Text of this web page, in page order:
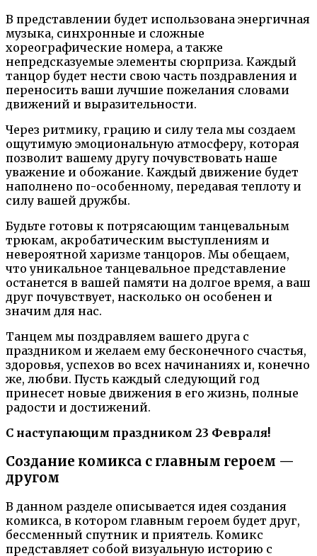
В представлении будет использована энергичная
музыка, синхронные и сложные
хореографические номера, а также
непредсказуемые элементы сюрприза. Каждый
танцор будет нести свою часть поздравления и
переносить ваши лучшие пожелания словами
движений и выразительности.
Через ритмику, грацию и силу тела мы создаем
ощутимую эмоциональную атмосферу, которая
позволит вашему другу почувствовать наше
уважение и обожание. Каждый движение будет
наполнено по-особенному, передавая теплоту и
силу вашей дружбы.
Будьте готовы к потрясающим танцевальным
трюкам, акробатическим выступлениям и
невероятной харизме танцоров. Мы обещаем,
что уникальное танцевальное представление
останется в вашей памяти на долгое время, а ваш
друг почувствует, насколько он особенен и
значим для нас.
Танцем мы поздравляем вашего друга с
праздником и желаем ему бесконечного счастья,
здоровья, успехов во всех начинаниях и, конечно
же, любви. Пусть каждый следующий год
принесет новые движения в его жизнь, полные
радости и достижений.
С наступающим праздником 23 Февраля!
Создание комикса с главным героем —
другом
В данном разделе описывается идея создания
комикса, в котором главным героем будет друг,
бессменный спутник и приятель. Комикс
представляет собой визуальную историю с